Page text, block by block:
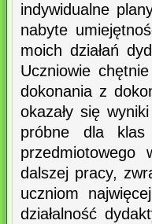
indywidualne
nabyte
moich działań
Uczniowie
dokonania z
okazały się
próbne dla
przedmiotowego
dalszej pracy,
uczniom
działalność